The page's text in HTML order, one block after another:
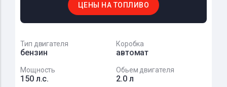
ЦЕНЫ НА ТОПЛИВО
Тип двигателя
бензин
Коробка
автомат
Мощность
150 л.с.
Обьем двигателя
2.0 л